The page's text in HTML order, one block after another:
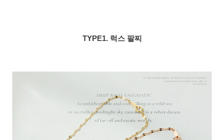
TYPE1. 럭스 팔찌